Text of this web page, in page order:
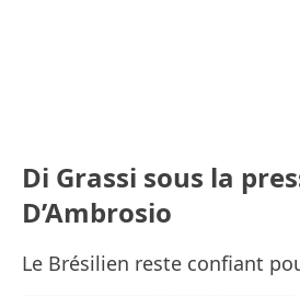
Di Grassi sous la
D’Ambrosio
Le Brésilien reste confiant